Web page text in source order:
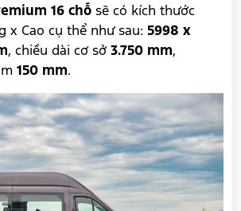
16 chỗ sẽ có kích thước
x Cao cụ thể như sau: 5998 x
, chiều dài cơ sở 3.750 mm,
150 mm.